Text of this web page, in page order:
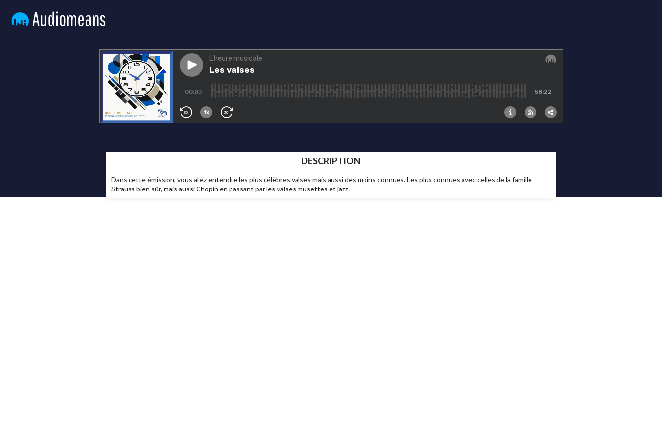
DESCRIPTION
Dans cette émission, vous allez entendre les plus célèbres valses mais aussi des moins connues. Les plus connues avec celles de la famille
Strauss bien sûr, mais aussi Chopin en passant par les valses musettes et jazz.